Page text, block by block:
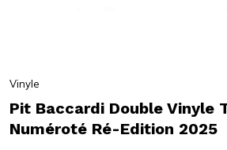
Vinyle
Pit Baccardi Double Vinyle
Numéroté Ré-Edition 2025